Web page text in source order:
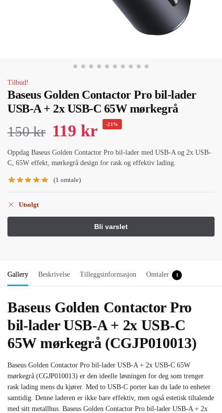
Tilbud!
Baseus Golden Contactor Pro bil-lader
USB-A + 2x USB-C 65W mørkegrå
150kr 119 kr -21%
Oppdag Baseus Golden Contactor Pro bil-lader med USB-A og 2x USB-
C, 65W effekt, mørkegrå design for rask og effektiv lading.
(1 omtale)
Utsolgt
Gallery Beskrivelse Tilleggsinformasjon Omtaler 1
Baseus Golden Contactor Pro
bil-lader USB-A + 2x USB-C
65W mørkegrå (CGJP010013)
Baseus Golden Contactor Pro bil-lader USB-A + 2x USB-C 65W
mørkegrå (CGJP010013) er den ideelle løsningen for deg som trenger
rask lading mens du kjører. Med to USB-C porter kan du lade to enheter
samtidig. Denne laderen er ikke bare effektiv, men også estetisk tiltalende
med sitt metallhus. Baseus Golden Contactor Pro bil-lader USB-A + 2x